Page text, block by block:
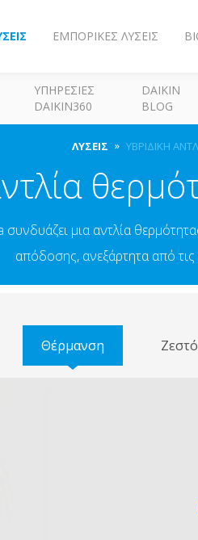
ΕΜΠΟΡΙΚΈΣ ΛΎΣΕΙΣ
ΥΠΗΡΕΣΊΕΣ
DAIKIN360
DAIKIN
BLOG
ΛΎΣΕΙΣ ΥΒΡΙΔΙΚΉ
μια αντλία
απόδοσης, ανεξάρτητα από τις
Θέρμανση